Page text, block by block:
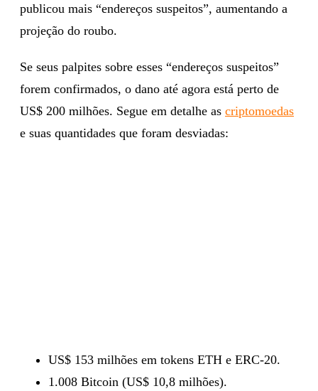
publicou mais “endereços suspeitos”, aumentando a
projeção do roubo.
Se seus palpites sobre esses “endereços suspeitos”
forem confirmados, o dano até agora está perto de
US$ 200 milhões. Segue em detalhe as criptomoedas
e suas quantidades que foram desviadas:
US$ 153 milhões em tokens ETH e ERC-20.
1.008 Bitcoin (US$ 10,8 milhões).